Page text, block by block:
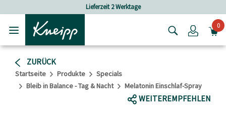
Login0
ZURÜCK
Startseite Produkte
Specials
Bleib in Balance - Tag & Nacht
Melatonin Einschlaf-Spray
WEITEREMPFEHLEN